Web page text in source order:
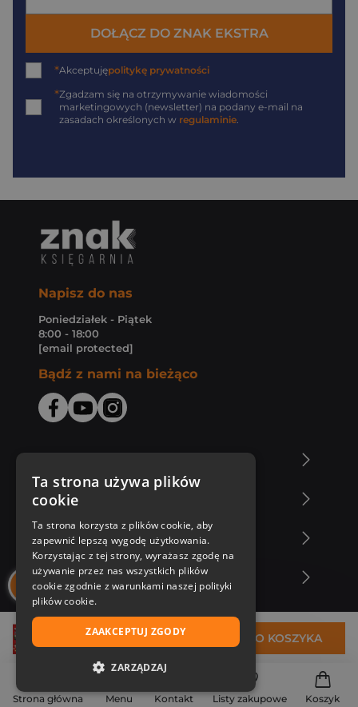
Strona główna Menu Kontakt Listy zakupowe Koszyk
85,99 zł DO KOSZYKA
DOŁĄCZ DO ZNAK EKSTRA
*Akceptujępolitykę prywatności
*Zgadzam się na otrzymywanie wiadomości
marketingowych (newsletter) na podany e-mail na
zasadach określonych w regulaminie
Napisz do nas
Poniedziałek - Piątek
8:00 - 18:00
[email protected]
Bądź z nami na bieżąco
Zakupy u nas
Nasza oferta
Nasi autorzy
Ta strona używa plików
cookie
Ta strona korzysta z plików cookie, aby
zapewnić lepszą wygodę użytkowania.
Korzystając z tej strony, wyrażasz zgodę na
używanie przez nas wszystkich plików
cookie zgodnie z warunkami naszej polityki
plików cookie.
ZAAKCEPTUJ ZGODY
ZARZĄDZAJ
NIEZBĘDNE